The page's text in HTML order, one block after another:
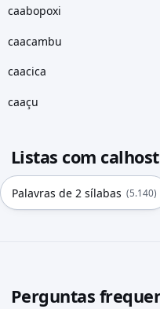
caabopoxi
caacambu
caacica
caaçu
Listas com
Palavras de 2 sílabas (5.140)
Perguntas